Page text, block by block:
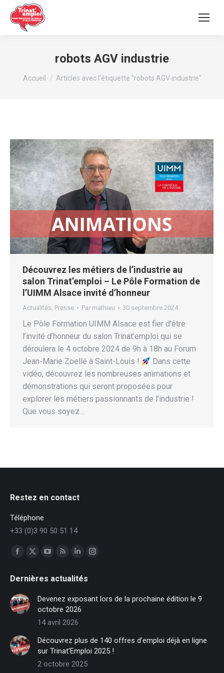
robots AGV industrie
Vous êtes ici :
Accueil Articles avec l’étiquette "robots AGV industrie"
Découvrez les métiers de l’industrie au
salon Trinat’emploi – Le Pôle Formation de
l’UIMM Alsace invité d’honneur
Actualités, Presse Par mathieu 30 septembre 2024
Le Pôle Formation UIMM Alsace est fier d’être
l’invité d’honneur du salon Trinat’emploi qui se
déroulera le 4 octobre 2024 de 9h à 18h au Forum
Jean-Marie Zoellé à Saint-Louis !
Dans cette
vidéo, découvrez les nombreuses animations et
démonstrations qui seront proposées pour
explorer les métiers passionnants de l’industrie !
Que vous soyez…
Restez en contact
Téléphone
+33 (0)3 90 50 51 14
Trouvez nous sur :
Facebook
opens
in
new
window
X
opens
new
window
opens
in
new
window
opens
in
new
window
LinkedIn
opens
in
new
window
Instagram
in
Dernières actualités
Devenez exposant lors de la prochaine édition le 9
octobre 2026
14 avril 2026
Découvrez plus de 140 offres d’emploi déjà en ligne
sur Trinat’Emploi 2025 !
2 octobre 2025